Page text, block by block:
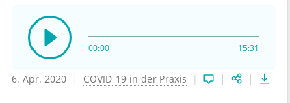
00:00 15:31
6. Apr. 2020 COVID-19 in der Praxis